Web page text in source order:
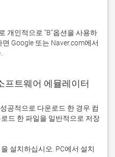
Google 또는 Naver.com에서
프트웨어 에뮬레이터
공적으로 다운로드 한 경우 컴
드 한 파일을 일반적으로 저장